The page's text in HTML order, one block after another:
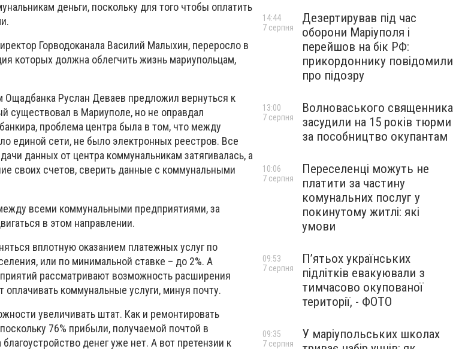
деньги, поскольку для того чтобы оплатить
Горводоканала Василий Малыхин, переросло в
которых должна облегчить жизнь мариупольцам,
Руслан Деваев предложил вернуться к
существовал в Мариуполе, но не оправдал
проблема центра была в том, что между
единой сети, не было электронных реестров. Все
данных от центра коммунальникам затягивалась, а
своих счетов, сверить данные с коммунальными
всеми коммунальными предприятиями, за
в этом направлении.
вплотную оказанием платежных услуг по
или по минимальной ставке – до 2%. А
рассматривают возможность расширения
коммунальные услуги, минуя почту.
увеличивать штат. Как и ремонтировать
76% прибыли, получаемой почтой в
денег уже нет. А вот претензии к
Дезертирував під час
оборони Маріуполя і
перейшов на бік РФ:
прикордоннику повідомили
про підозру
14:44
7 серпня
Волноваського священника
засудили на 15 років тюрми
за пособництво окупантам
13:00
7 серпня
Переселенці можуть не
платити за частину
комунальних послуг у
покинутому житлі: які
умови
10:06
7 серпня
П’ятьох українських
підлітків евакуювали з
тимчасово окупованої
території, - ФОТО
09:53
7 серпня
У маріупольських школах
09:35
7 серпня